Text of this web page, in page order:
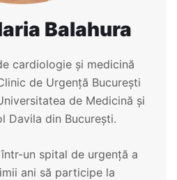
Balahura
cardiologie și medicină
de Urgență București
de Medicină și
Davila din București.
un spital de urgență a
ani să participe la